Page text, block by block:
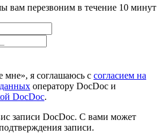
вам перезвоним в течение 10 минут
я соглашаюсь с согласием на
оператору DocDoc и
DocDoc.
записи DocDoc. С вами может
записи.